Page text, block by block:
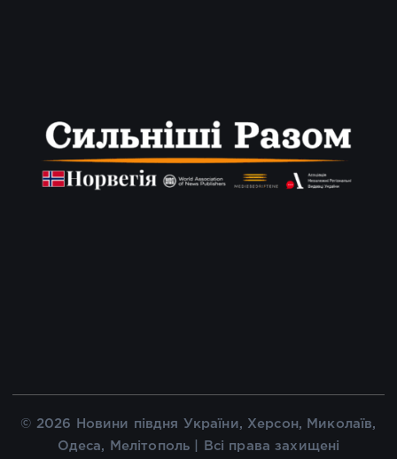
© 2026 Новини півдня України, Херсон, Миколаїв,
Одеса, Мелітополь | Всі права захищені